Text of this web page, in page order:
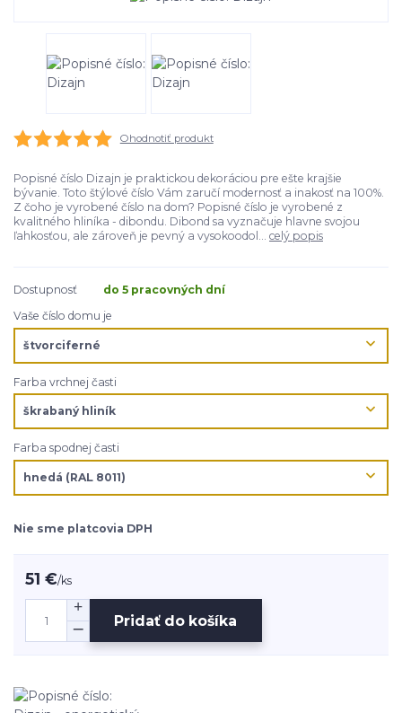
Ohodnotiť produkt
Popisné číslo Dizajn je praktickou dekoráciou pre ešte krajšie
bývanie. Toto štýlové číslo Vám zaručí modernosť a inakosť na 100%.
Z čoho je vyrobené číslo na dom? Popisné číslo je vyrobené z
kvalitného hliníka - dibondu. Dibond sa vyznačuje hlavne svojou
ľahkosťou, ale zároveň je pevný a vysokoodol... celý popis
Dostupnosť
do 5 pracovných dní
Vaše číslo domu je
Farba vrchnej časti
Farba spodnej časti
Nie sme platcovia DPH
51 €/ks
Pridať do košíka